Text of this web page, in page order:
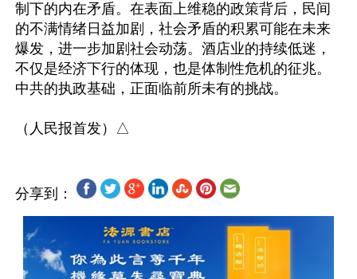
制下的内在矛盾。在表面上维稳的政策背后，民间
的不满情绪日益加剧，社会矛盾的积累可能在未来
爆发，进一步加剧社会动荡。酒店业的持续低迷，
不仅是经济下行的体现，也是体制性危机的征兆。
中共的执政基础，正面临前所未有的挑战。
分享到：